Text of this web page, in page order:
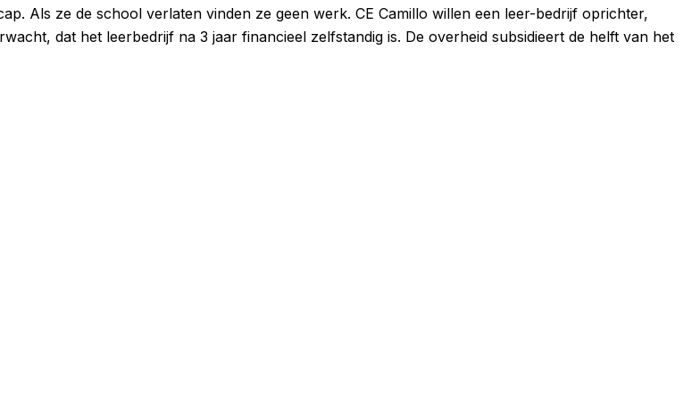
Als ze de school verlaten vinden ze geen werk. CE Camillo willen een leer-bedrijf oprichter,
dat het leerbedrijf na 3 jaar financieel zelfstandig is. De overheid subsidieert de helft van het